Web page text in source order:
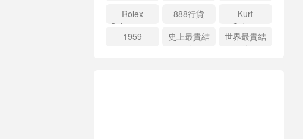
Rolex
Submariner
price
888行貨
Kurt
Cobain
1959
Martin D-
史上最貴結
他
世界最貴結
他